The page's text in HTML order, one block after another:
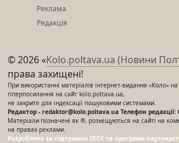
Реклама
Редакція
© 2026 «Kolo.poltava.ua (Новини
права захищені!
При використанні матеріалів інтернет-видання «Коло»
гіперпосилання на сайт kolo.poltava.ua,
не закрите для індексації пошуковими системами.
Редактор - redaktor@kolo.poltava.ua Телефон редакції:
Матеріали позначені як ®, розміщуються на сайті на
на правах реклами.
Розроблено за підтримки IREX та програми